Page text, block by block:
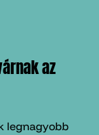
az
legnagyobb